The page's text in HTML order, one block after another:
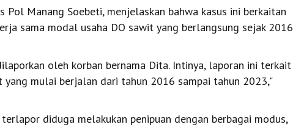
Pol Manang Soebeti, menjelaskan bahwa kasus ini berkaitan
sama modal usaha DO sawit yang berlangsung sejak 2016
oleh korban bernama Dita. Intinya, laporan ini terkait
yang mulai berjalan dari tahun 2016 sampai tahun 2023,"
diduga melakukan penipuan dengan berbagai modus,